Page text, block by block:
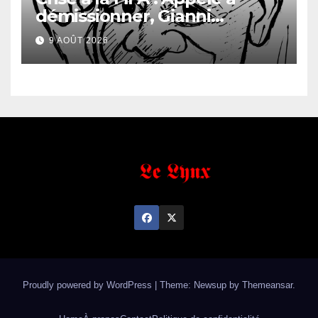
démissionner, Gianni
Infantino vacille
9 AOÛT 2026
Proudly powered by WordPress Theme: Newsup by Themeansar.